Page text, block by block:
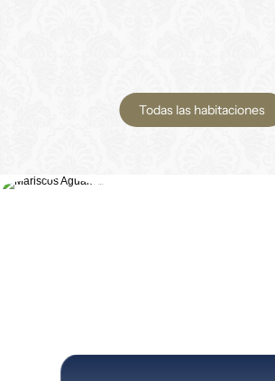
Todas las habitaciones